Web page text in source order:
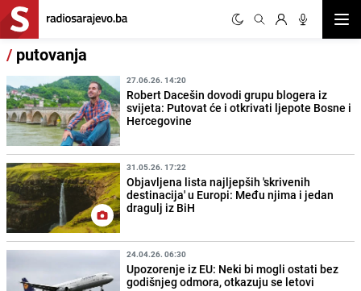
/ putovanja
27.06.26. 14:20
Robert Dacešin dovodi grupu blogera iz
svijeta: Putovat će i otkrivati ljepote Bosne i
Hercegovine
31.05.26. 17:22
Objavljena lista najljepših 'skrivenih
destinacija' u Europi: Među njima i jedan
dragulj iz BiH
24.04.26. 06:30
Upozorenje iz EU: Neki bi mogli ostati bez
godišnjeg odmora, otkazuju se letovi